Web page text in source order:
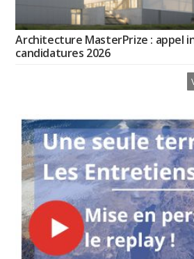
Architecture MasterPrize : appel
candidatures 2026